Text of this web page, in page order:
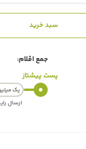
جمع اقلام:
سبد خرید